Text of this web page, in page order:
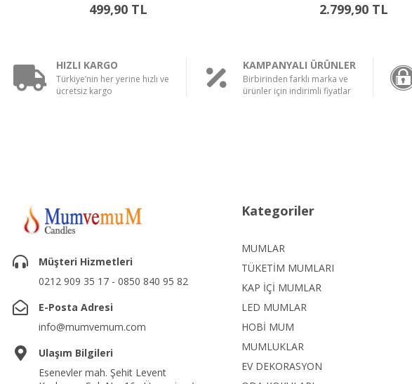
2.799,90 TL 319,00 TL
HIZLI KARGO
Türkiye’nin her yerine hızlı ve
ücretsiz kargo
KAMPANYALI ÜRÜNLER
Birbirinden farklı marka ve
ürünler için indirimli fiyatlar
Müşteri Hizmetleri
0212 909 35 17 - 0850 840 95 82
E-Posta Adresi
info@mumvemum.com
Ulaşım Bilgileri
Esenevler mah. Şehit Levent
Kategoriler
MUMLAR
TÜKETİM MUMLARI
KAP İÇİ MUMLAR
LED MUMLAR
HOBİ MUM
MUMLUKLAR
EV DEKORASYON